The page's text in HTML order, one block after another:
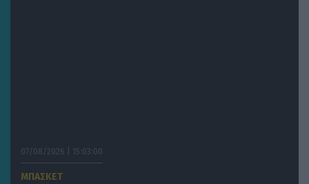
07/08/2026 | 15:03:00
ΜΠΑΣΚΕΤ